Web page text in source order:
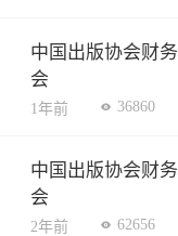
中国出版协会财
会
1年前 36860
中国出版协会财
会
2年前 62656